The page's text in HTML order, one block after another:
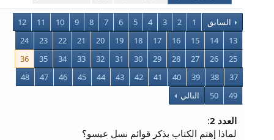
السابق 1
2
3
4
5
6
7
8
9
10
11
12
13
14
15
16
17
18
19
20
21
22
23
24
25
26
27
28
29
30
31
32
33
34
35
36
37
38
39
40
41
42
43
44
45
46
47
48
49
50 التالي
العدد 2
:
لماذا إهتم الكتاب بذكر قوائم نسل عيسو؟